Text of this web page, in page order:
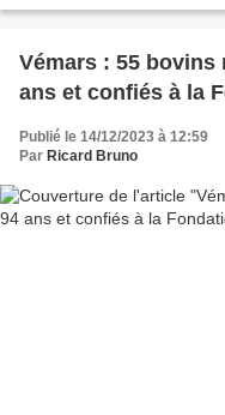
Vémars : 55 bovins
ans et confiés à la
Publié le 14/12/2023 à 12:59
Par Ricard Bruno